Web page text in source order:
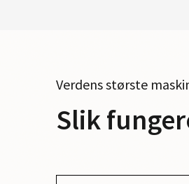
Verdens største
Slik